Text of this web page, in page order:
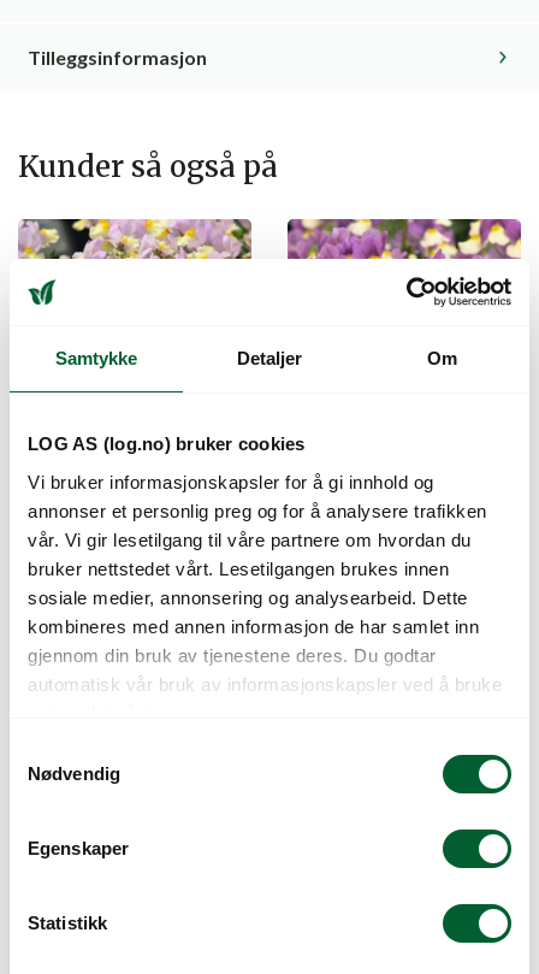
Samtykke Detaljer Om
LOG AS (log.no) bruker cookies
Vi bruker informasjonskapsler for å gi innhold og
annonser et personlig preg og for å analysere trafikken
vår. Vi gir lesetilgang til våre partnere om hvordan du
bruker nettstedet vårt. Lesetilgangen brukes innen
sosiale medier, annonsering og analysearbeid. Dette
kombineres med annen informasjon de har samlet inn
gjennom din bruk av tjenestene deres. Du godtar
automatisk vår bruk av informasjonskapsler ved å bruke
Nødvendig
Egenskaper
Statistikk
Tilleggsinformasjon
Kunder så også på
NEMESIA FAIRY
KISSES PINK
LEMONADE
NEMESIA FAIRY
KISSES VANILLA
BERRY
NEMESIA POETRY
MIX
NEMESIA SUNS.
KAROO DARK BLUE